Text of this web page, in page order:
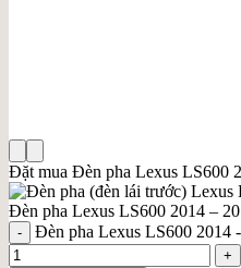
Đặt mua Đèn pha Lexus LS600
Đèn pha Lexus LS600 2014 –
Đèn pha Lexus LS600 2014